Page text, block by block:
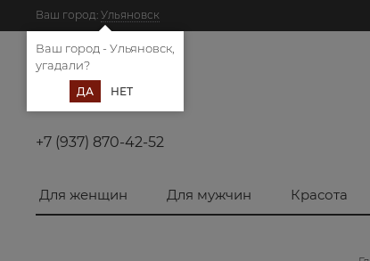
Ваш город: Ульяновск
+7 (937) 870-42-52
Для женщин Для мужчин Красота
Ваш город - Ульяновск,
угадали?
ДА НЕТ